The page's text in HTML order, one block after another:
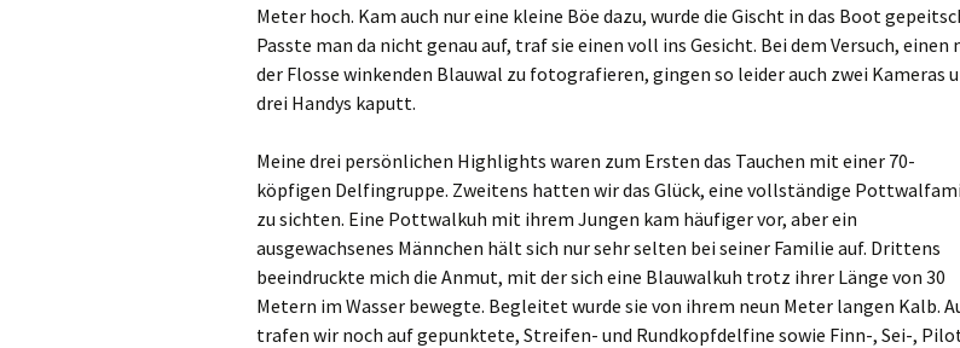
Hückelhoven
Kaarst
Kalkar
Kempen
Meter hoch. Kam auch nur eine kleine Böe dazu, wurde die Gischt in das Boot
Passte man da nicht genau auf, traf sie einen voll ins Gesicht. Bei dem Versuch, einen
der Flosse winkenden Blauwal zu fotografieren, gingen so leider auch zwei Kameras
drei Handys kaputt.
Meine drei persönlichen Highlights waren zum Ersten das Tauchen mit einer 70-
köpfigen Delfingruppe. Zweitens hatten wir das Glück, eine vollständige
zu sichten. Eine Pottwalkuh mit ihrem Jungen kam häufiger vor, aber ein
ausgewachsenes Männchen hält sich nur sehr selten bei seiner Familie auf. Drittens
beeindruckte mich die Anmut, mit der sich eine Blauwalkuh trotz ihrer Länge von 30
Metern im Wasser bewegte. Begleitet wurde sie von ihrem neun Meter langen Kalb.
trafen wir noch auf gepunktete, Streifen- und Rundkopfdelfine sowie Finn-, Sei-,